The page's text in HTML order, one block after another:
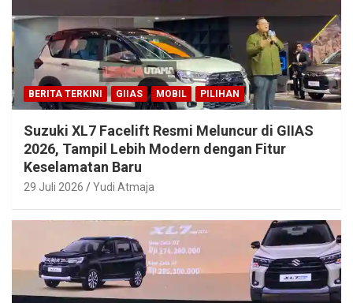
BERITA TERKINI GIIAS MOBIL PILIHAN
Suzuki XL7 Facelift Resmi Meluncur di GIIAS
2026, Tampil Lebih Modern dengan Fitur
Keselamatan Baru
29 Juli 2026 Yudi Atmaja